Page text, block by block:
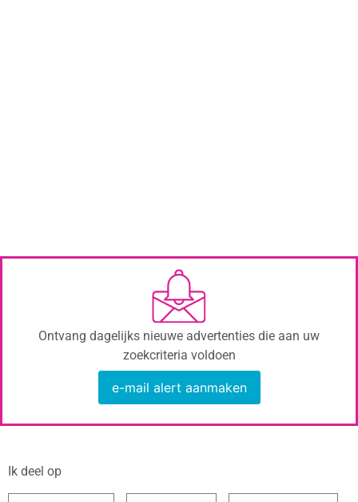
Ontvang dagelijks nieuwe advertenties die aan uw
zoekcriteria voldoen
e-mail alert aanmaken
Ik deel op